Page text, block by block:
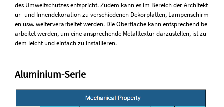
des Umweltschutzes entspricht. Zudem kann es im Bereich der Architekt
ur- und Innendekoration zu verschiedenen Dekorplatten, Lampenschirm
en usw. weiterverarbeitet werden. Die Oberfläche kann entsprechend be
arbeitet werden, um eine ansprechende Metalltextur darzustellen, ist zu
dem leicht und einfach zu installieren.
Aluminium-Serie